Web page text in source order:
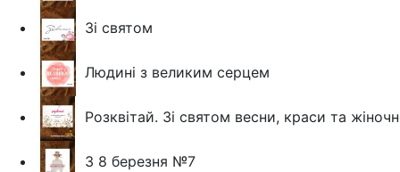
Зі святом
Людині з великим серцем
Розквітай. Зі святом весни, краси та
З 8 березня №7